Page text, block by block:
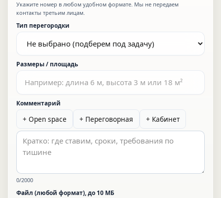
Укажите номер в любом удобном формате. Мы не передаем
контакты третьим лицам.
Тип перегородки
Размеры / площадь
Комментарий
+ Open space + Переговорная + Кабинет
0/2000
Файл (любой формат), до 10 МБ